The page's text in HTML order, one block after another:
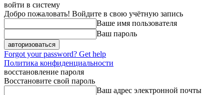
войти в систему
Добро пожаловать! Войдите в свою учётную запись
Ваше имя пользователя
Ваш пароль
Forgot your password? Get help
Политика конфиденциальности
восстановление пароля
Восстановите свой пароль
Ваш адрес электронной почты